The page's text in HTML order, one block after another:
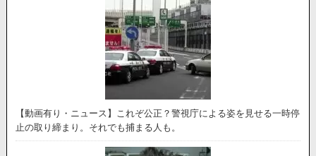
【動画有り・ニュース】これぞ公正？警視庁による姿を見せる一時停
止の取り締まり。それでも捕まる人も。